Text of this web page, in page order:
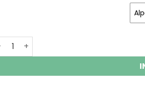
Haarshampoo mit Alpaka